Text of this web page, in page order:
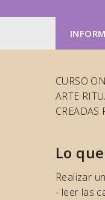
CURSO
ARTE
CREADAS
Lo
Realizar
- leer las